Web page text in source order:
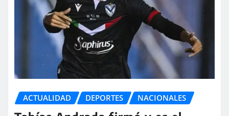
ACTUALIDAD DEPORTES NACIONALES